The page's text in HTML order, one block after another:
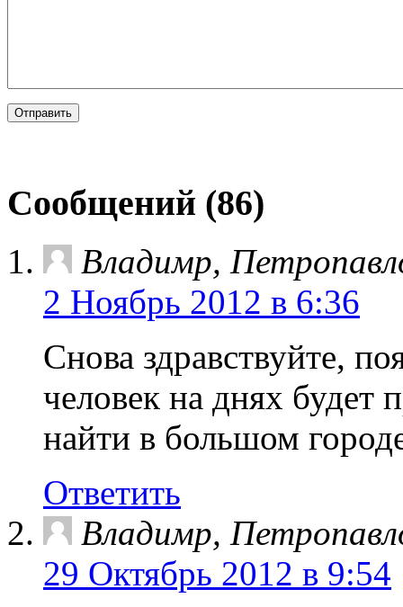
Сообщений (86)
Владимр,
2 Ноябрь 2012 в 6:36
Снова здравствуйте,
человек на днях будет
найти в большом
Ответить
Владимр,
29 Октябрь 2012 в 9:54